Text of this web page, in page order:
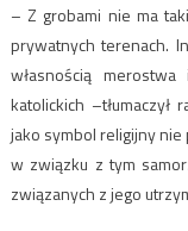
– Z grobami nie ma
prywatnych terenach.
własnością
katolickich –tłumaczył
jako symbol religijny
w związku z tym
związanych z jego